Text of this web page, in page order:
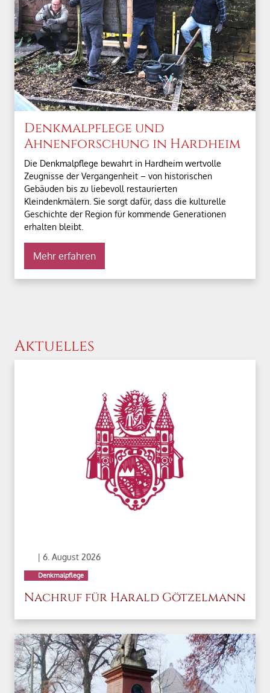
Denkmalpflege und
Ahnenforschung in Hardheim
Die Denkmalpflege bewahrt in Hardheim wertvolle
Zeugnisse der Vergangenheit – von historischen
Gebäuden bis zu liebevoll restaurierten
Kleindenkmälern. Sie sorgt dafür, dass die kulturelle
Geschichte der Region für kommende Generationen
erhalten bleibt.
Mehr erfahren
Aktuelles
| 6. August 2026
Denkmalpflege
Nachruf für Harald Götzelmann